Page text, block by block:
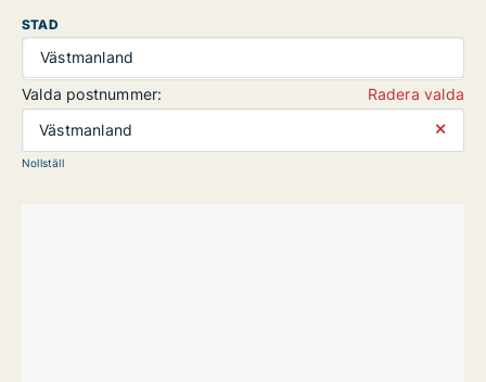
STAD
Västmanland
Valda postnummer:
Radera valda
Västmanland
⨯
Nollställ